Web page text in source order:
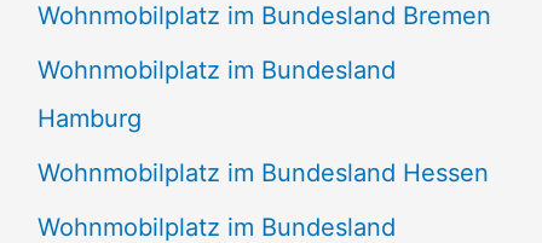
Wohnmobilplatz im Bundesland Bremen
Wohnmobilplatz im Bundesland
Hamburg
Wohnmobilplatz im Bundesland Hessen
Wohnmobilplatz im Bundesland